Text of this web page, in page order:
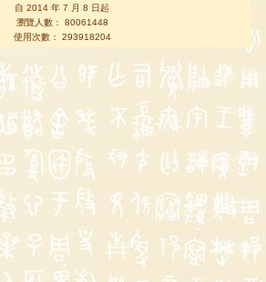
自 2014 年 7 月 8 日起
瀏覽人數： 80061448
使用次數： 293918204